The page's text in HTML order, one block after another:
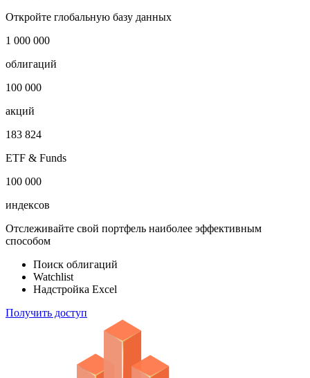
Откройте глобальную базу данных
1 000 000
облигаций
100 000
акций
183 824
ETF & Funds
100 000
индексов
Отслеживайте свой портфель наиболее эффективным
способом
Поиск облигаций
Watchlist
Надстройка Excel
Получить доступ